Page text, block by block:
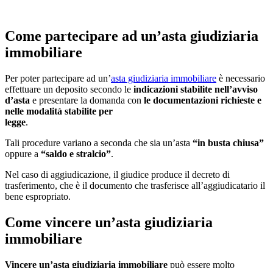
Come partecipare ad un’asta giudiziaria
immobiliare
Per poter partecipare ad un’asta giudiziaria immobiliare è necessario
effettuare un deposito secondo le indicazioni stabilite nell’avviso
d’asta e presentare la domanda con le documentazioni richieste e
nelle modalità stabilite per
legge.
Tali procedure variano a seconda che sia un’asta “in busta chiusa”
oppure a “saldo e stralcio”.
Nel caso di aggiudicazione, il giudice produce il decreto di
trasferimento, che è il documento che trasferisce all’aggiudicatario il
bene espropriato.
Come vincere un’asta giudiziaria
immobiliare
Vincere un’asta giudiziaria immobiliare può essere molto